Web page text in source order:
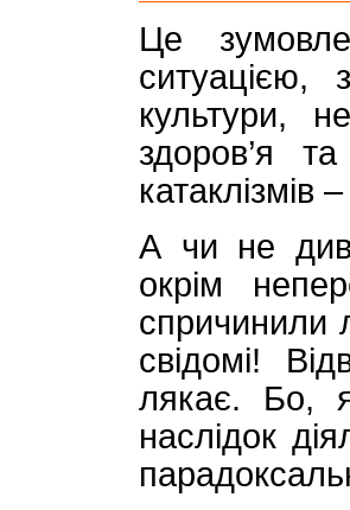
Це
ситуацією,
культури,
здоров’я
катаклізмів
А чи не
окрім
спричинили
свідомі!
лякає. Бо,
наслідок